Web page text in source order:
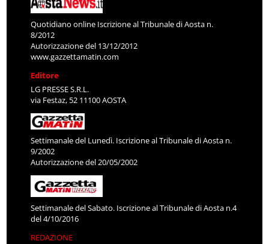
Quotidiano online Iscrizione al Tribunale di Aosta n.
8/2012
Autorizzazione del 13/12/2012
www.gazzettamatin.com
Editore
LG PRESSE S.R.L.
via Festaz, 52 11100 AOSTA
Settimanale del Lunedì. Iscrizione al Tribunale di Aosta n.
9/2002
Autorizzazione del 20/05/2002
Settimanale del Sabato. Iscrizione al Tribunale di Aosta n.4
del 4/10/2016
REDAZIONE